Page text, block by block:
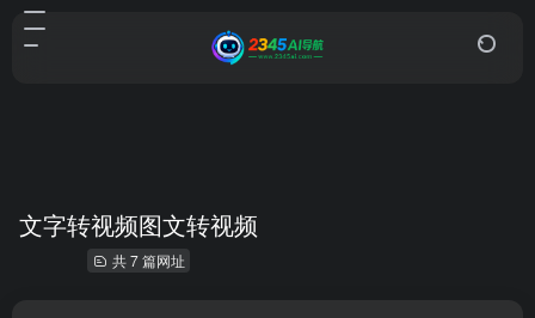
文字转视频图文转视频
共 7 篇网址